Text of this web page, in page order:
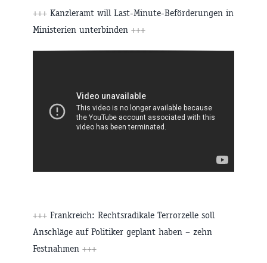
+++ Kanzleramt will Last-Minute-Beförderungen in
Ministerien unterbinden +++
+++ Frankreich: Rechtsradikale Terrorzelle soll
Anschläge auf Politiker geplant haben – zehn
Festnahmen +++